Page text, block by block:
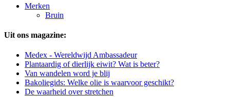
Merken
Bruin
Uit ons magazine:
Medex - Wereldwijd Ambassadeur
Plantaardig of dierlijk eiwit? Wat is beter?
Van wandelen word je blij
Bakoliegids: Welke olie is waarvoor geschikt?
De waarheid over stretchen